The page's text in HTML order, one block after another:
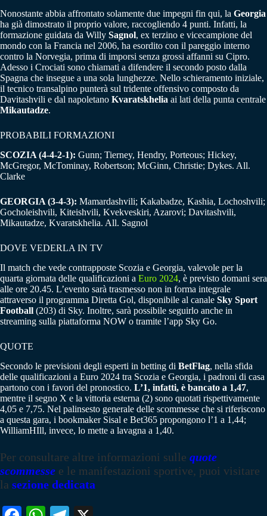
Nonostante abbia affrontato solamente due impegni fin qui, la Georgia
ha già dimostrato il proprio valore, raccogliendo 4 punti. Infatti, la
formazione guidata da Willy Sagnol, ex terzino e vicecampione del
mondo con la Francia nel 2006, ha esordito con il pareggio interno
contro la Norvegia, prima di imporsi senza grossi affanni su Cipro.
Adesso i Crociati sono chiamati a difendere il secondo posto dalla
Spagna che insegue a una sola lunghezze. Nello schieramento iniziale,
il tecnico transalpino punterà sul tridente offensivo composto da
Davitashvili e dal napoletano Kvaratskhelia ai lati della punta centrale
Mikautadze.
PROBABILI FORMAZIONI
SCOZIA (4-4-2-1): Gunn; Tierney, Hendry, Porteous; Hickey,
McGregor, McTominay, Robertson; McGinn, Christie; Dykes. All.
Clarke
GEORGIA (3-4-3): Mamardashvili; Kakabadze, Kashia, Lochoshvili;
Gocholeishvili, Kiteishvili, Kvekveskiri, Azarovi; Davitashvili,
Mikautadze, Kvaratskhelia. All. Sagnol
DOVE VEDERLA IN TV
Il match che vede contrapposte Scozia e Georgia, valevole per la
quarta giornata delle qualificazioni a Euro 2024, è previsto domani sera
alle ore 20.45. L’evento sarà trasmesso non in forma integrale
attraverso il programma Diretta Gol, disponibile al canale Sky Sport
Football (203) di Sky. Inoltre, sarà possibile seguirlo anche in
streaming sulla piattaforma NOW o tramite l’app Sky Go.
QUOTE
Secondo le previsioni degli esperti in betting di BetFlag, nella sfida
delle qualificazioni a Euro 2024 tra Scozia e Georgia, i padroni di casa
partono con i favori del pronostico. L’1, infatti, è bancato a 1,47,
mentre il segno X e la vittoria esterna (2) sono quotati rispettivamente
4,05 e 7,75. Nel palinsesto generale delle scommesse che si riferiscono
a questa gara, i bookmaker Sisal e Bet365 propongono l’1 a 1,44;
WilliamHIll, invece, lo mette a lavagna a 1,40.
Per consultare altre informazioni sulle quote
scommesse e le manifestazioni sportive, puoi visitare
la sezione dedicata